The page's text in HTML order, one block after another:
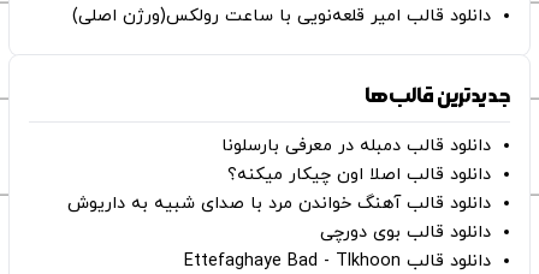
دانلود قالب امیر قلعه‌نویی با ساعت رولکس(ورژن اصلی)
جدیدترین قالب‌ها
دانلود قالب دمبله در معرفی بارسلونا
دانلود قالب اصلا اون چیکار میکنه؟
دانلود قالب آهنگ خواندن مرد با صدای شبیه به داریوش
دانلود قالب بوی دورچی
دانلود قالب Ettefaghaye Bad - Tlkhoon